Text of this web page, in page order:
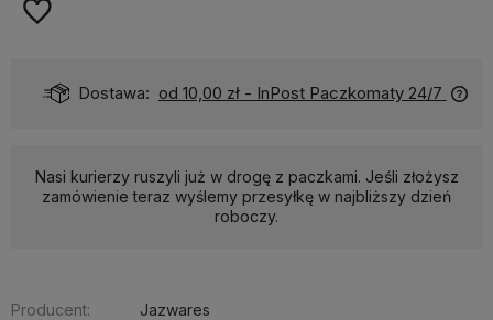
Dostawa: od 10,00 zł - InPost Paczkomaty 24/7
Nasi kurierzy ruszyli już w drogę z paczkami. Jeśli złożysz
zamówienie teraz wyślemy przesyłkę w najbliższy dzień
roboczy.
Producent:
Jazwares